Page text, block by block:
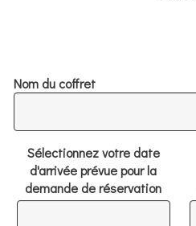
Nom du coffret
Sélectionnez votre date
d'arrivée prévue pour la
demande de réservation